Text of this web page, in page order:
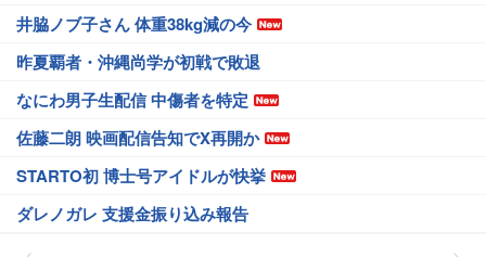
井脇ノブ子さん 体重38kg減の今
昨夏覇者・沖縄尚学が初戦で敗退
なにわ男子生配信 中傷者を特定
佐藤二朗 映画配信告知でX再開か
STARTO初 博士号アイドルが快挙
ダレノガレ 支援金振り込み報告